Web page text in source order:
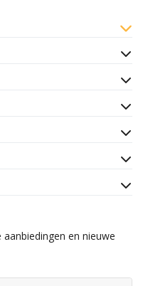
en nieuwe